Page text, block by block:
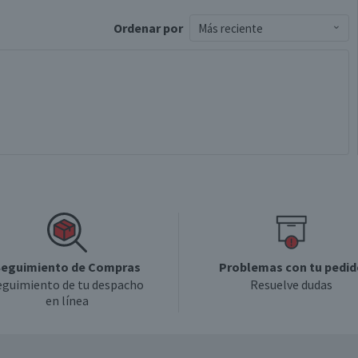
Ordenar por Más reciente
de Compras
de tu despacho
en línea
Problemas con tu
Resuelve dudas